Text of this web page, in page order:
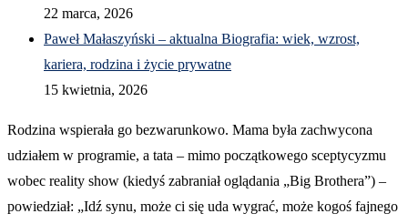
22 marca, 2026
Paweł Małaszyński – aktualna Biografia: wiek, wzrost,
kariera, rodzina i życie prywatne
15 kwietnia, 2026
Rodzina wspierała go bezwarunkowo. Mama była zachwycona
udziałem w programie, a tata – mimo początkowego sceptycyzmu
wobec reality show (kiedyś zabraniał oglądania „Big Brothera”) –
powiedział: „Idź synu, może ci się uda wygrać, może kogoś fajnego